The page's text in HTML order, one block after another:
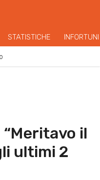
STATISTICHE INFORTUNI
il
ultimi 2